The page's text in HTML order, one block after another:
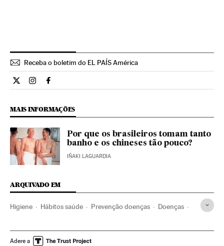
Receba o boletim do EL PAÍS América
Estilo El País Brasil en Twitter
Estilo El País Brasil en Instagram
Estilo El País Brasil en Facebook
MAIS INFORMAÇÕES
Por que os brasileiros tomam tanto
banho e os chineses tão pouco?
IÑAKI LAGUARDIA
ARQUIVADO EM
Higiene Hábitos saúde Prevenção doenças Doenças
Adere a